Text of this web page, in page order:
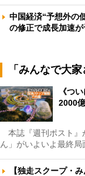
中国経済“予想外の
の修正で成長加速
「みんなで大
《つ
2000
本誌『週刊ポスト』
ん」がいよいよ最終局
【独走スクープ・